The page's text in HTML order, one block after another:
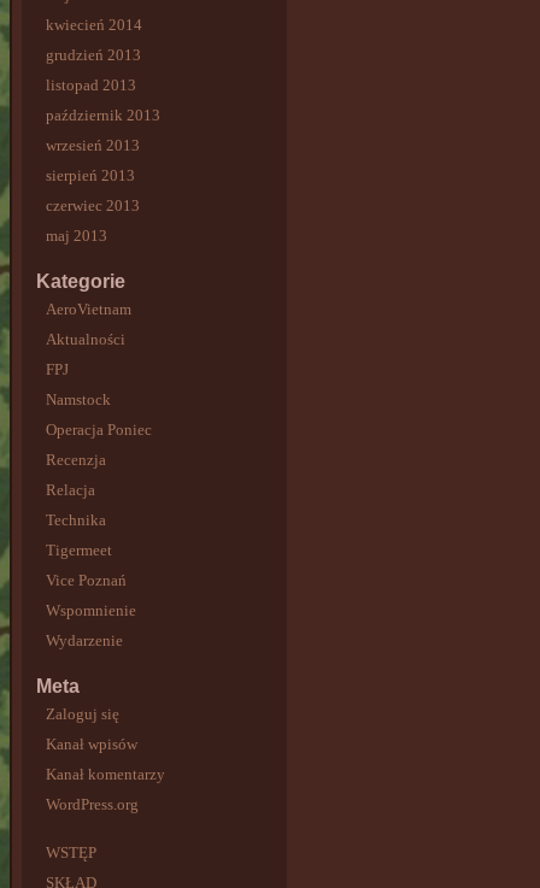
kwiecień 2014
grudzień 2013
listopad 2013
październik 2013
wrzesień 2013
sierpień 2013
czerwiec 2013
maj 2013
Kategorie
AeroVietnam
Aktualności
FPJ
Namstock
Operacja Poniec
Recenzja
Relacja
Technika
Tigermeet
Vice Poznań
Wspomnienie
Wydarzenie
Meta
Zaloguj się
Kanał wpisów
Kanał komentarzy
WordPress.org
WSTĘP
SKŁAD